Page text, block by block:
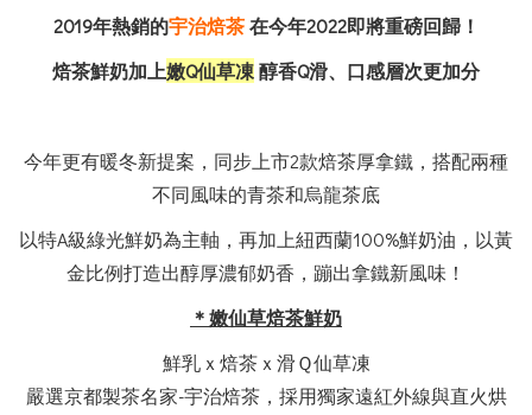
2019年熱銷的宇治焙茶 在今年2022即將重磅回歸！
焙茶鮮奶加上嫩Q仙草凍醇香Q滑、口感層次更加分
今年更有暖冬新提案，同步上市2款焙茶厚拿鐵，搭配兩種
不同風味的青茶和烏龍茶底
以特A級綠光鮮奶為主軸，再加上紐西蘭100%鮮奶油，以黃
金比例打造出醇厚濃郁奶香，蹦出拿鐵新風味！
＊嫩仙草焙茶鮮奶
鮮乳ｘ焙茶ｘ滑Ｑ仙草凍
嚴選京都製茶名家-宇治焙茶，採用獨家遠紅外線與直火烘